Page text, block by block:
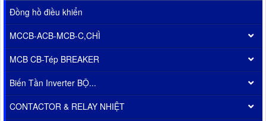
Đồng hồ điều khiển
MCCB-ACB-MCB-C,CHÌ
MCB CB-Tép BREAKER
Biến Tần Inverter BỘ...
CONTACTOR & RELAY NHIỆT